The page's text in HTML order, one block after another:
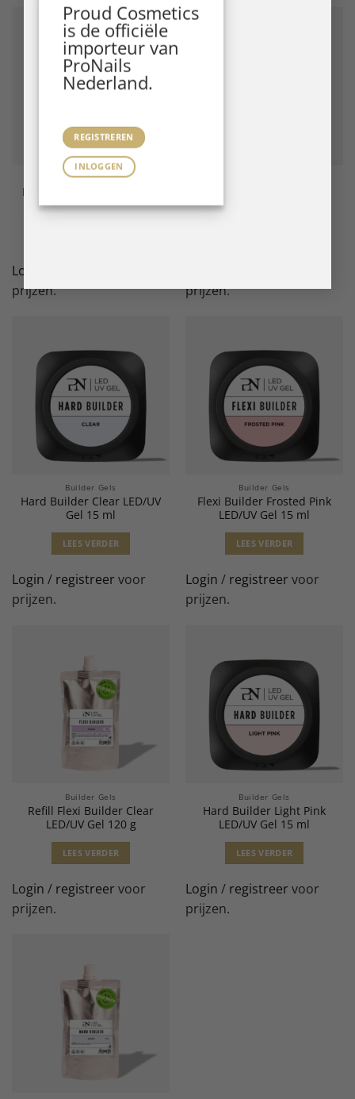
Proud Cosmetics
is de officiële
importeur van
ProNails
Nederland.
REGISTREREN
INLOGGEN
Builder Gels
Repair Fiber Force LED/UV
Gel 15 ml
Login
prijzen.
Pink LED/UV Gel 120 g
prijzen.
Builder Gels
Hard Builder Clear LED/UV
Gel 15 ml
LEES VERDER
Login / registreer voor
prijzen.
Builder Gels
Flexi Builder Frosted Pink
LED/UV Gel 15 ml
LEES VERDER
Login / registreer voor
prijzen.
Builder Gels
Refill Flexi Builder Clear
LED/UV Gel 120 g
LEES VERDER
Login / registreer voor
prijzen.
Builder Gels
Hard Builder Light Pink
LED/UV Gel 15 ml
LEES VERDER
Login / registreer voor
prijzen.